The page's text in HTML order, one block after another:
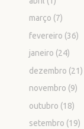
março (7)
fevereiro (36)
janeiro (24)
dezembro (21)
novembro (9)
outubro (18)
setembro (19)